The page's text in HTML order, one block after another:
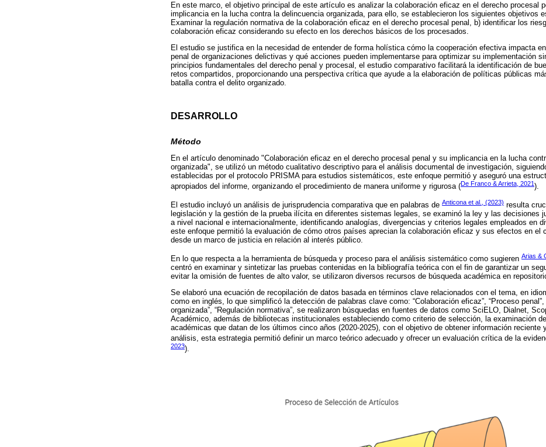
En este marco, el objetivo principal de este artículo es analizar la colaboración eficaz en el derecho procesal
implicancia en la lucha contra la delincuencia organizada, para ello, se establecieron los siguientes objetivos
Examinar la regulación normativa de la colaboración eficaz en el derecho procesal penal, b) identificar los
colaboración eficaz considerando su efecto en los derechos básicos de los procesados.
El estudio se justifica en la necesidad de entender de forma holística cómo la cooperación efectiva impacta
penal de organizaciones delictivas y qué acciones pueden implementarse para optimizar su implementación
principios fundamentales del derecho penal y procesal, el estudio comparativo facilitará la identificación de
retos compartidos, proporcionando una perspectiva crítica que ayude a la elaboración de políticas públicas
batalla contra el delito organizado.
DESARROLLO
Método
En el artículo denominado "Colaboración eficaz en el derecho procesal penal y su implicancia en la lucha
organizada", se utilizó un método cualitativo descriptivo para el análisis documental de investigación,
establecidas por el protocolo PRISMA para estudios sistemáticos, este enfoque permitió y aseguró una
apropiados del informe, organizando el procedimiento de manera uniforme y rigurosa (De Franco & Arrieta, 2021 ).
El estudio incluyó un análisis de jurisprudencia comparativa que en palabras de Anticona et al., (2023) resulta
legislación y la gestión de la prueba ilícita en diferentes sistemas legales, se examinó la ley y las decisiones
a nivel nacional e internacionalmente, identificando analogías, divergencias y criterios legales empleados en
este enfoque permitió la evaluación de cómo otros países aprecian la colaboración eficaz y sus efectos en el
desde un marco de justicia en relación al interés público.
En lo que respecta a la herramienta de búsqueda y proceso para el análisis sistemático como sugieren Arias &
centró en examinar y sintetizar las pruebas contenidas en la bibliografía teórica con el fin de garantizar un
evitar la omisión de fuentes de alto valor, se utilizaron diversos recursos de búsqueda académica en
Se elaboró una ecuación de recopilación de datos basada en términos clave relacionados con el tema, en
como en inglés, lo que simplificó la detección de palabras clave como: “Colaboración eficaz”, “Proceso penal”,
organizada”, “Regulación normativa”, se realizaron búsquedas en fuentes de datos como SciELO, Dialnet,
Académico, además de bibliotecas institucionales estableciendo como criterio de selección, la examinación
académicas que datan de los últimos cinco años (2020-2025), con el objetivo de obtener información reciente
análisis, esta estrategia permitió definir un marco teórico adecuado y ofrecer un evaluación crítica de la
2023).